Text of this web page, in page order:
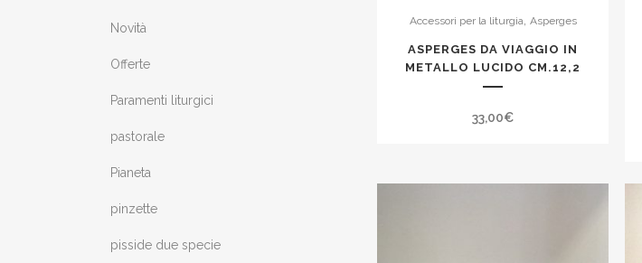
Novità
Offerte
Paramenti liturgici
pastorale
Pianeta
pinzette
pisside due specie
Accessori per la liturgia, Asperges
ASPERGES DA VIAGGIO IN
METALLO LUCIDO CM.12,2
33,00€